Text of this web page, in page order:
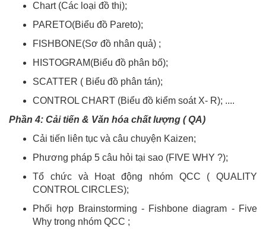
Chart (Các loại đồ thị);
PARETO(Biểu đồ Pareto);
FISHBONE(Sơ đồ nhân quả) ;
HISTOGRAM(Biểu đồ phân bố);
SCATTER ( Biểu đồ phân tán);
CONTROL CHART (Biểu đồ kiểm soát X- R); ....
Phần 4: Cải tiến & Văn hóa chất lượng ( QA)
Cải tiến liên tục và câu chuyện Kaizen;
Phương pháp 5 câu hỏi tại sao (FIVE WHY ?);
Tổ chức và Hoạt động nhóm QCC ( QUALITY
CONTROL CIRCLES);
Phối hợp Brainstorming - Fishbone diagram - Five
Why trong nhóm QCC ;